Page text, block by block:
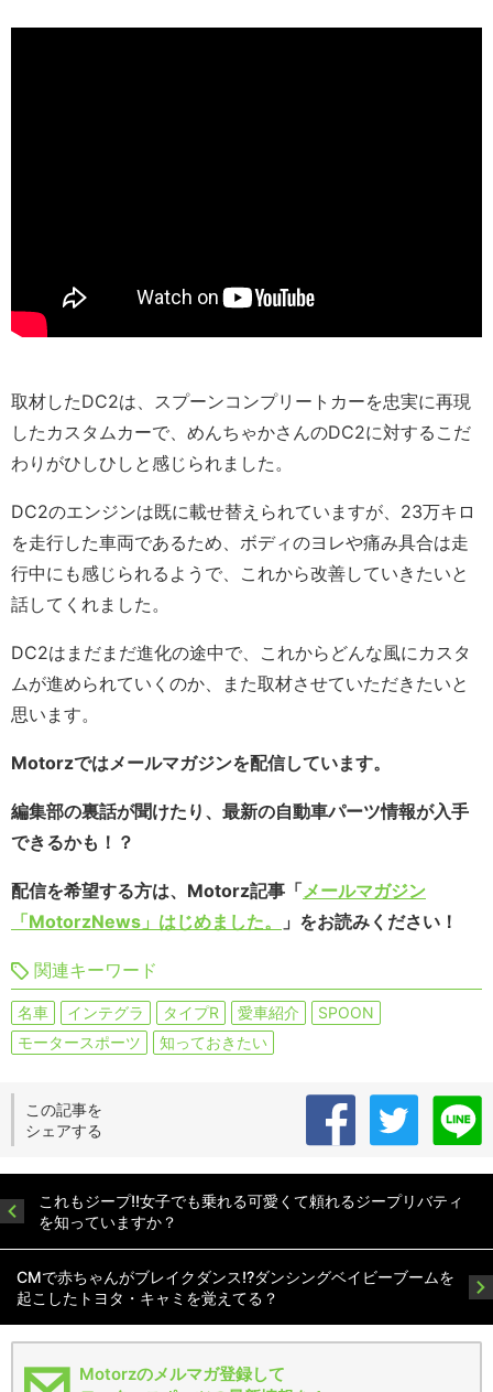
取材したDC2は、スプーンコンプリートカーを忠実に再現
したカスタムカーで、めんちゃかさんのDC2に対するこだ
わりがひしひしと感じられました。
DC2のエンジンは既に載せ替えられていますが、23万キロ
を走行した車両であるため、ボディのヨレや痛み具合は走
行中にも感じられるようで、これから改善していきたいと
話してくれました。
DC2はまだまだ進化の途中で、これからどんな風にカスタ
ムが進められていくのか、また取材させていただきたいと
思います。
Motorzではメールマガジンを配信しています。
編集部の裏話が聞けたり、最新の自動車パーツ情報が入手
できるかも！？
配信を希望する方は、Motorz記事「メールマガジン
「MotorzNews」はじめました。
」をお読みください！
関連キーワード
名車 インテグラ タイプR 愛車紹介
SPOON
モータースポーツ
知っておきたい
この記事を
シェアする
これもジープ!!女子でも乗れる可愛くて頼れるジープリバティ
を知っていますか？
CMで赤ちゃんがブレイクダンス!?ダンシングベイビーブームを
起こしたトヨタ・キャミを覚えてる？
Motorzのメルマガ登録して